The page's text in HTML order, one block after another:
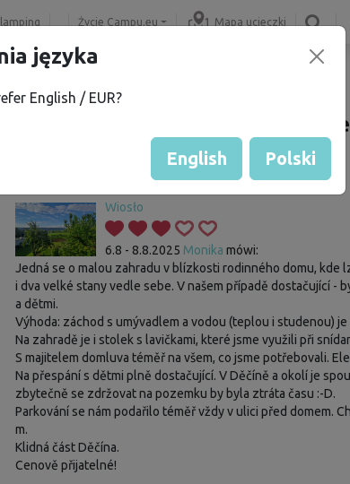
Życie Campu.eu Mapa ucieczki
Gość nie ma jeszcze żadnych
Wiosło
6.8 - 8.8.2025 Monika mówi:
Jedná se o malou zahradu v blízkosti rodinného domu, kde
i dva velké stany vedle sebe. V našem případě dostačující -
a dětmi.
Výhoda: záchod s umývadlem a vodou (teplou i studenou)
Na zahradě je i stolek s lavičkami, které jsme využili při
S majitelem domluva téměř na všem, co jsme potřebovali.
Na přespání s dětmi plně dostačující. V Děčíně a okolí je
zbytečně se zdržovat na pozemku by byla ztráta času :-D.
Parkování se nám podařilo téměř vždy v ulici před domem.
m.
Klidná část Děčína.
Cenově přijatelné!
języka
English / EUR?
English Polski